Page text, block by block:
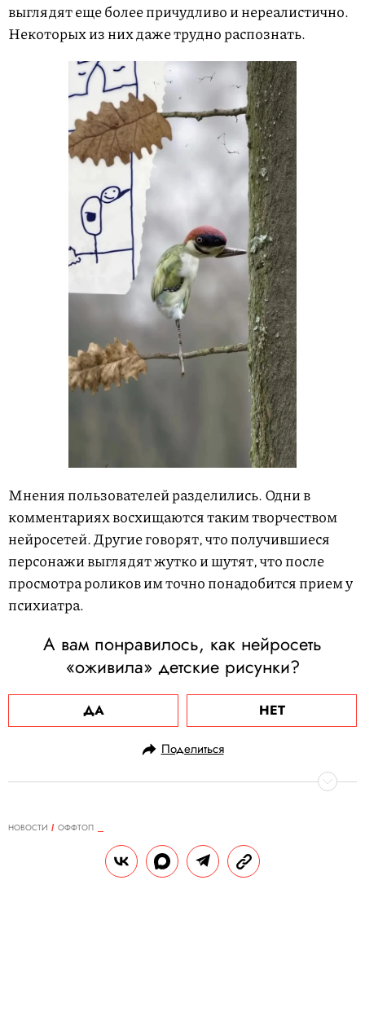
выглядят еще более причудливо и нереалистично.
Некоторых из них даже трудно распознать.
Мнения пользователей разделились. Одни в
комментариях восхищаются таким творчеством
нейросетей. Другие говорят, что получившиеся
персонажи выглядят жутко и шутят, что после
просмотра роликов им точно понадобится прием у
психиатра.
А вам понравилось, как нейросеть
«оживила» детские рисунки?
ДА НЕТ
Поделиться
НОВОСТИ
ОФФТОП
Исследование: общение с